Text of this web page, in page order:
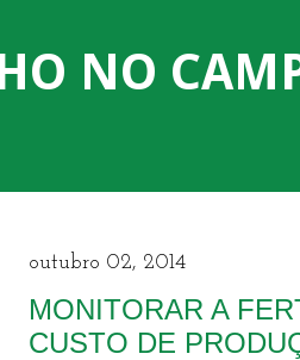
NO
outubro 02, 2014
MONITORAR A
CUSTO DE